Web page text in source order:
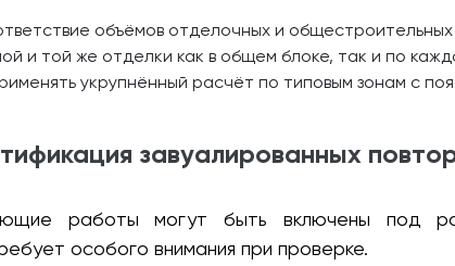
объёмов отделочных и
и той же отделки как в общем блоке, так и по
укрупнённый расчёт по типовым зонам с
завуалированных
работы могут быть включены под
особого внимания при проверке.